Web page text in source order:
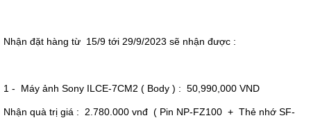
Nhận đặt hàng từ 15/9 tới 29/9/2023 sẽ nhận được :
1 - Máy ảnh Sony ILCE-7CM2 ( Body ) : 50,990,000 VND
Nhận quà trị giá : 2.780.000 vnđ ( Pin NP-FZ100 + Thẻ nhớ SF-